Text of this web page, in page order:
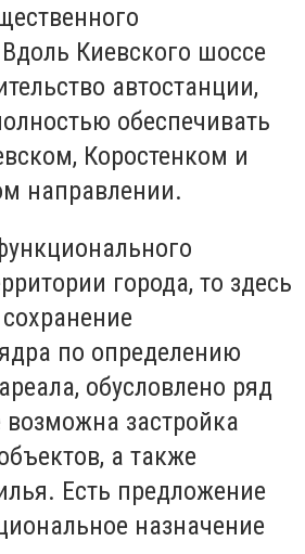
Киевского шоссе
автостанции,
обеспечивать
Коростенком и
направлении.
города, то здесь
по определению
обусловлено ряд
возможна застройка
а также
Есть предложение
назначение